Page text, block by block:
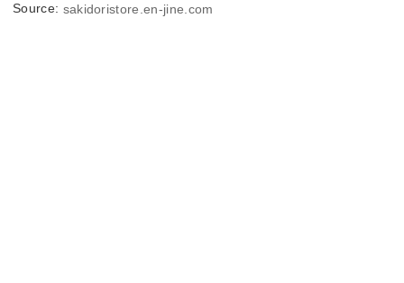
Source: sakidoristore.en-jine.com